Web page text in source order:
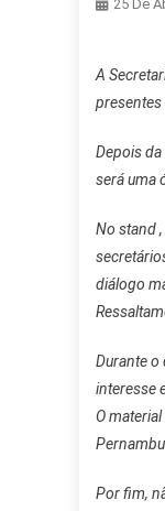
25 De
A
presentes
Depois
será uma
No stand
diálogo
Durante o
interesse
O
Por fim,